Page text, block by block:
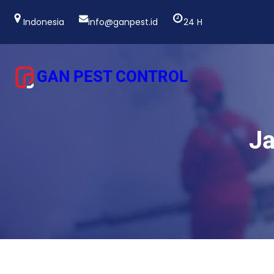
Indonesia info@ganpest.id 24 H
GAN PEST CONTROL